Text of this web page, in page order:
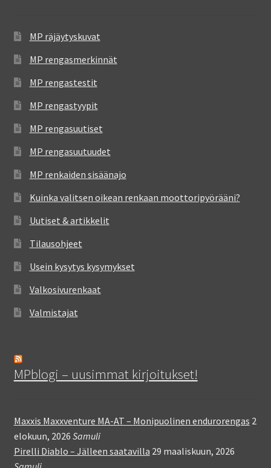
MP räjäytyskuvat
MP rengasmerkinnät
MP rengastestit
MP rengastyypit
MP rengasuutiset
MP rengasuutuudet
MP renkaiden sisäänajo
Kuinka valitsen oikean renkaan moottoripyörääni?
Uutiset & artikkelit
Tilausohjeet
Usein kysytys kysymykset
Valkosivurenkaat
Valmistajat
MPblogi – uusimmat kirjoitukset!
Maxxis Maxxventure MA-AT – Monipuolinen endurorengas 2
elokuun, 2026 Samuli
Pirelli Diablo – Jälleen saatavilla 29 maaliskuun, 2026